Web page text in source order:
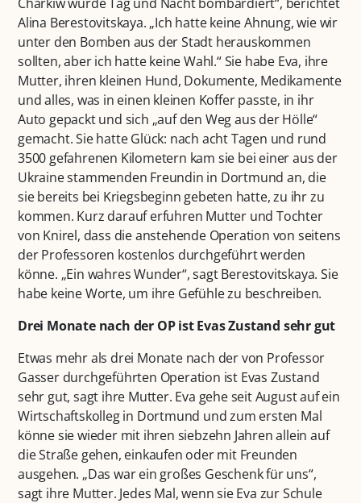
Alina Berestovitskaya. „Ich hatte keine Ahnung, wie wir
unter den Bomben aus der Stadt herauskommen
sollten, aber ich hatte keine Wahl.“ Sie habe Eva, ihre
Mutter, ihren kleinen Hund, Dokumente, Medikamente
und alles, was in einen kleinen Koffer passte, in ihr
Auto gepackt und sich „auf den Weg aus der Hölle“
gemacht. Sie hatte Glück: nach acht Tagen und rund
3500 gefahrenen Kilometern kam sie bei einer aus der
Ukraine stammenden Freundin in Dortmund an, die
sie bereits bei Kriegsbeginn gebeten hatte, zu ihr zu
kommen. Kurz darauf erfuhren Mutter und Tochter
von Knirel, dass die anstehende Operation von seitens
der Professoren kostenlos durchgeführt werden
könne. „Ein wahres Wunder“, sagt Berestovitskaya. Sie
habe keine Worte, um ihre Gefühle zu beschreiben.
Drei Monate nach der OP ist Evas Zustand sehr gut
Etwas mehr als drei Monate nach der von Professor
Gasser durchgeführten Operation ist Evas Zustand
sehr gut, sagt ihre Mutter. Eva gehe seit August auf ein
Wirtschaftskolleg in Dortmund und zum ersten Mal
könne sie wieder mit ihren siebzehn Jahren allein auf
die Straße gehen, einkaufen oder mit Freunden
ausgehen. „Das war ein großes Geschenk für uns“,
sagt ihre Mutter. Jedes Mal, wenn sie Eva zur Schule